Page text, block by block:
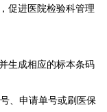
促进医院检验科管理
生成相应的标本条码
、申请单号或刷医保